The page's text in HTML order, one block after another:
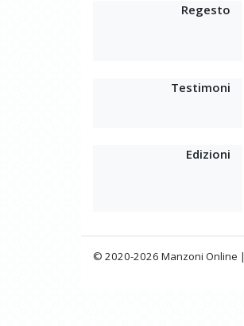
Regesto
Testimoni
Edizioni
© 2020-2026 Manzoni Online |